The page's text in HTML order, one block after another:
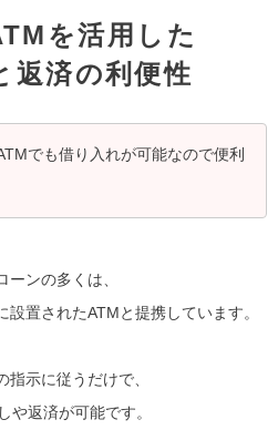
を活用した
返済の利便性
でも借り入れが可能なので便利
ンの多くは、
置されたATMと提携しています。
示に従うだけで、
や返済が可能です。